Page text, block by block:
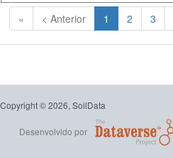
« < Anterior 1 (Atual)
2 3
Copyright © 2026, SoilData
Desenvolvido por